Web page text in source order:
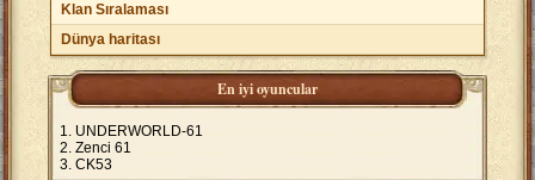
Klan Sıralaması
Dünya haritası
En iyi oyuncular
UNDERWORLD-61
Zenci 61
CK53